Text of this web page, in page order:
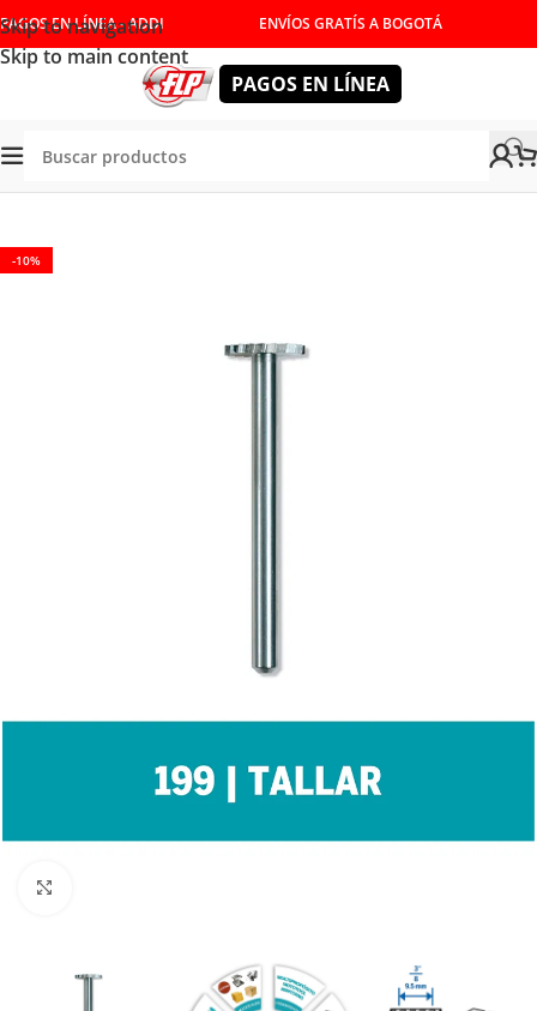
Skip to navigation
Skip to main content
PAGOS EN LÍNEA - ADDI ENVÍOS GRATÍS A BOGOTÁ
PAGOS EN LÍNEA
Tienda/ACCESORIOS
-10%